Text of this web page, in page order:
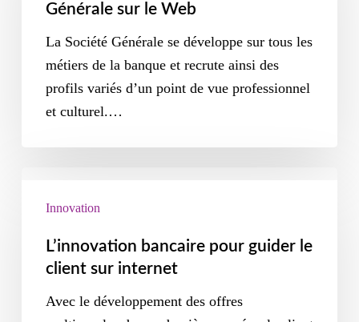
Générale sur le Web
La Société Générale se développe sur tous les
métiers de la banque et recrute ainsi des
profils variés d’un point de vue professionnel
et culturel.…
Innovation
L’innovation bancaire pour guider le
client sur internet
Avec le développement des offres